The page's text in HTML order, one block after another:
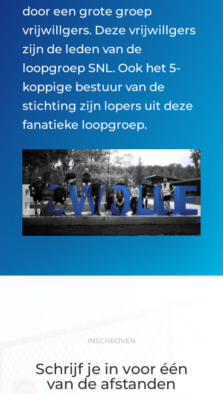
door een grote groep
vrijwillgers. Deze vrijwillgers
zijn de leden van de
loopgroep SNL. Ook het 5-
koppige bestuur van de
stichting zijn lopers uit deze
fanatieke loopgroep.
INSCHRIJVEN
Schrijf je in voor één
van de afstanden